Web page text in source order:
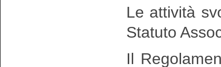
Le attività
Statuto
Il